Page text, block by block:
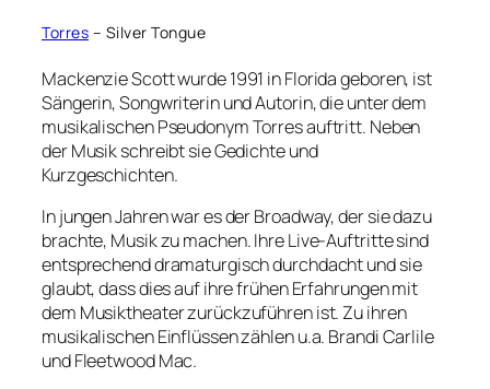
Torres – Silver Tongue
Mackenzie Scott wurde 1991 in Florida geboren, ist
Sängerin, Songwriterin und Autorin, die unter dem
musikalischen Pseudonym Torres auftritt. Neben
der Musik schreibt sie Gedichte und
Kurzgeschichten.
In jungen Jahren war es der Broadway, der sie dazu
brachte, Musik zu machen. Ihre Live-Auftritte sind
entsprechend dramaturgisch durchdacht und sie
glaubt, dass dies auf ihre frühen Erfahrungen mit
dem Musiktheater zurückzuführen ist. Zu ihren
musikalischen Einflüssen zählen u.a. Brandi Carlile
und Fleetwood Mac.